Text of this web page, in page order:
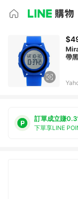
帶
訂單成立賺
下單享LINE